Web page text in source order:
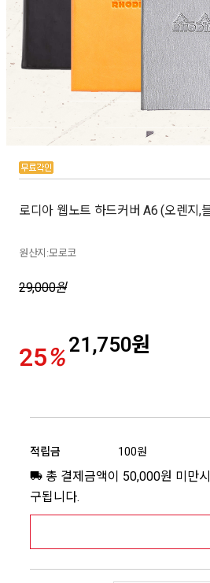
로디아 웹노트 하드커버 A6 (오렌지,
원산지:모로코
29,000원
25%21,750원
적립금 100원
총 결제금액이 50,000원 미만
구됩니다.